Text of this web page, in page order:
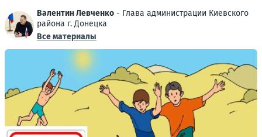
Валентин Левченко - Глава администрации Киевского
района г. Донецка
Все материалы